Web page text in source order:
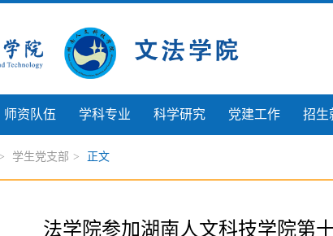
师资队伍 学科专业 科学研究 党建工作 招生
> 学生党支部 > 正文
法学院参加湖南人文科技学院第